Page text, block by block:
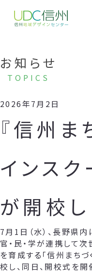
お知らせ
TOPICS
2026年7月2日
『信州ま
インス
が開校し
7月1日（水）、長野県
官・民・学が連携して
を育成する「信州まち
校し、同日、開校式を開